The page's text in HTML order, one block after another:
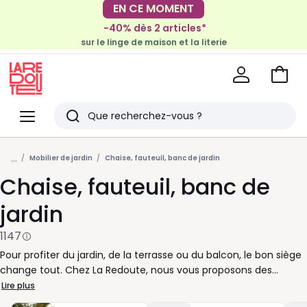
EN CE MOMENT
-30€ tous les 100€*
sur le meuble & la déco
-40% dès 2 articles*
sur le linge de maison et la literie
Menu
Redoute
Rechercher
Derniers
articles
vus
Voir
... Mobilier de jardin Chaise, fauteuil, banc de jardin
Chaise, fauteuil, banc de
jardin
1147
Pour profiter du jardin, de la terrasse ou du balcon, le bon siège
change tout. Chez La Redoute, nous vous proposons des
chaises de jardin pratiques au quotidien, des fauteuils
accueillants pour les moments de détente et des bancs
Lire plus